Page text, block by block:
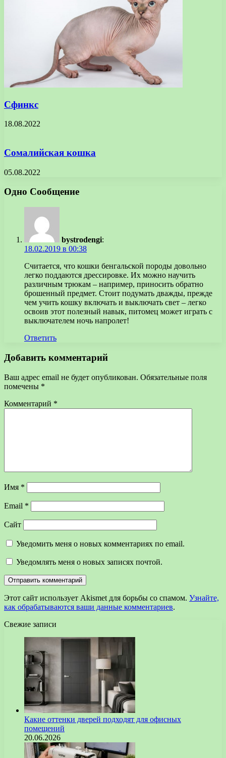
Сфинкс
18.08.2022
Сомалийская кошка
05.08.2022
Одно Сообщение
bystrodengi:
18.02.2019 в 00:38
Считается, что кошки бенгальской породы довольно
легко поддаются дрессировке. Их можно научить
различным трюкам – например, приносить обратно
брошенный предмет. Стоит подумать дважды, прежде
чем учить кошку включать и выключать свет – легко
освоив этот полезный навык, питомец может играть с
выключателем ночь напролет!
Ответить
Добавить комментарий
Ваш адрес email не будет опубликован. Обязательные поля
помечены *
Комментарий *
Имя *
Email *
Сайт
Уведомить меня о новых комментариях по email.
Уведомлять меня о новых записях почтой.
Этот сайт использует Akismet для борьбы со спамом. Узнайте,
как обрабатываются ваши данные комментариев.
Свежие записи
Какие оттенки дверей подходят для офисных
помещений
20.06.2026